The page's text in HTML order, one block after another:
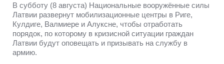
В субботу (8 августа) Национальные вооружённые силы
Латвии развернут мобилизационные центры в Риге,
Кулдиге, Валмиере и Алуксне, чтобы отработать
порядок, по которому в кризисной ситуации граждан
Латвии будут оповещать и призывать на службу в
армию.